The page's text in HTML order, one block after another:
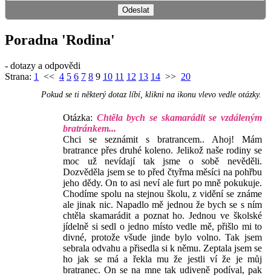
Poradna 'Rodina'
- dotazy a odpovědi
Strana: 1 << 4 5 6 7 8 9 10 11 12 13 14 >> 20
Pokud se ti některý dotaz líbí, klikni na ikonu vlevo vedle otázky.
Otázka: Chtěla bych se skamarádit se vzdáleným
bratránkem...
Chci se seznámit s bratrancem.. Ahoj! Mám
bratrance přes druhé koleno. Jelikož naše rodiny se
moc už nevídají tak jsme o sobě nevěděli.
Dozvěděla jsem se to před čtyřma měsíci na pohřbu
jeho dědy. On to asi neví ale furt po mně pokukuje.
Chodíme spolu na stejnou školu, z vidění se známe
ale jinak nic. Napadlo mě jednou že bych se s ním
chtěla skamarádit a poznat ho. Jednou ve školské
jídelně si sedl o jedno místo vedle mě, přišlo mi to
divné, protože všude jinde bylo volno. Tak jsem
sebrala odvahu a přisedla si k němu. Zeptala jsem se
ho jak se má a řekla mu že jestli ví že je můj
bratranec. On se na mne tak udiveně podíval, pak